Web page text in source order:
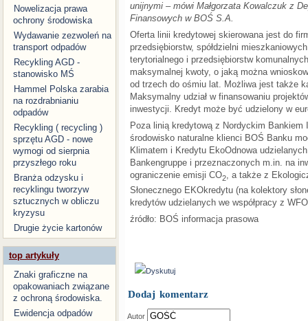
Nowelizacja prawa
ochrony środowiska
Wydawanie zezwoleń na
transport odpadów
Recykling AGD -
stanowisko MŚ
Hammel Polska zarabia
na rozdrabnianiu
odpadów
Recykling ( recycling )
sprzętu AGD - nowe
wymogi od sierpnia
przyszłego roku
Branża odzysku i
recyklingu tworzyw
sztucznych w obliczu
kryzysu
Drugie życie kartonów
top artykuły
Znaki graficzne na
opakowaniach związane
z ochroną środowiska.
Ewidencja odpadów
unijnymi – mówi Małgorzata Kowalczuk z
Finansowych w BOŚ S.A.
Oferta linii kredytowej skierowana jest do
przedsiębiorstw, spółdzielni
terytorialnego i przedsiębiorstw
maksymalnej kwoty, o jaką można
od trzech do ośmiu lat. Możliwa jest także
Maksymalny udział w finansowaniu
inwestycji. Kredyt może być udzielony w
Poza linią kredytową z Nordyckim
środowisko naturalne klienci BOŚ Banku
Klimatem i Kredytu EkoOdnowa
Bankengruppe i przeznaczonych m.in. na
ograniczenie emisji CO2, a także z
Słonecznego EKOkredytu (na kolektory
kredytów udzielanych we współpracy z
źródło: BOŚ informacja prasowa
Dyskutuj
Dodaj komentarz
Autor